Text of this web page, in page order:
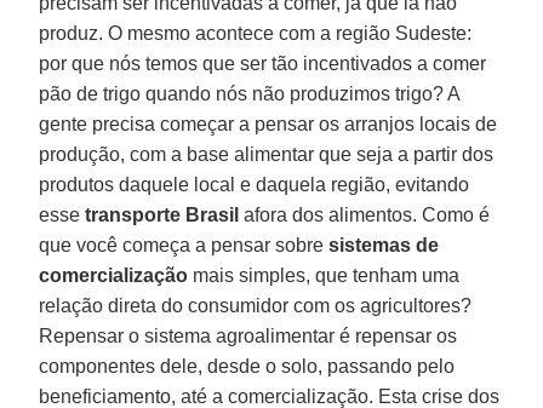
produz. O mesmo acontece com a região Sudeste:
por que nós temos que ser tão incentivados a comer
pão de trigo quando nós não produzimos trigo? A
gente precisa começar a pensar os arranjos locais de
produção, com a base alimentar que seja a partir dos
produtos daquele local e daquela região, evitando
essetransporte Brasil afora dos alimentos. Como é
que você começa a pensar sobresistemas de
comercialização mais simples, que tenham uma
relação direta do consumidor com os agricultores?
Repensar o sistema agroalimentar é repensar os
componentes dele, desde o solo, passando pelo
beneficiamento, até a comercialização. Esta crise dos